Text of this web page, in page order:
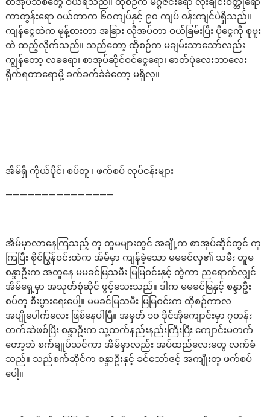
ကာတွန်းရော ဝယ်တာက ၆၀ကျပ်နှင့် ၉၀ ကျပ် ဝန်းကျင်ပဲရှိသည်။
ကျန်ငွေထဲက မုန့်စားတာ အခြား လိုအပ်တာ ဝယ်ခြမ်းပြီး ပိုငွေကို စုဗူး
ထဲ ထည့်လိုက်သည်။ သည်တော့ ထိုစဉ်က မချမ်းသာသော်လည်း
ကျွန်တော့ လခရော၊ စာအုပ်ဆိုင်ဝင်ငွေရော၊ ဓာတ်ပုံလေးဘာလေး
ရိုက်ရတာရောမို့ ခက်ခက်ခဲခဲတော့ မရှိလှ။
အိမ်ရှိ ကိုယ်ပိုင်၊ စပ်တူ ၊ ဖက်စပ် လုပ်ငန်းများ
———————————————
အိမ်မှာလာနေကြသည့် တူ တူမများတွင် အချို့က စာအုပ်ဆိုင်တွင် ကူ
ကြပြီး စိုင်ပြွန်ဝင်းထဲက အ်မ်မှာ ကျန်ခဲ့သော မမခင်လှ၏ သမီး တူမ
စန္ဒာဦးက အတူနေ မမခင်မြသမီး မြမြဝင်းနှင့် တွဲကာ ညရောက်လျှင်
အိမ်ရှေ့မှာ အသုတ်စုံဆိုင် ဖွင့်သေးသည်။ ဒါက မမခင်မြနှင့် စန္ဒာဦး
စပ်တူ စီးပွားရေးပေါ့။ မမခင်မြသမီး မြမြဝင်းက ထိုစဉ်ကာလ
အပျိုပေါက်လေး ဖြစ်နေပါပြီ။ အမှတ် ၁၀ ဒိုင်အိုကျောင်းမှာ ၇တန်း
တက်ဆဲဖစ်ပြီး စန္ဒာဦးက သူ့ထက်နည်းနည်းကြီးပြီး ကျောင်းမတက်
တော့ဘဲ စက်ချုပ်သင်ကာ အိမ်မှာလည်း အပ်ထည်လေးတွေ လက်ခံ
သည်။ သည်စက်ဆိုင်က စန္ဒာဦးနှင့် ခင်သော်ဇင့် အကျိုးတူ ဖက်စပ်
ပေါ့။